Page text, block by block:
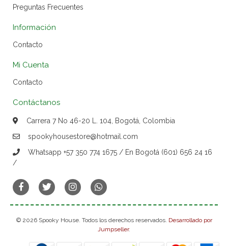
Preguntas Frecuentes
Información
Contacto
Mi Cuenta
Contacto
Contáctanos
Carrera 7 No 46-20 L. 104, Bogotá, Colombia
spookyhousestore@hotmail.com
Whatsapp +57 350 774 1675 / En Bogotá (601) 656 24 16
/
© 2026 Spooky House. Todos los derechos reservados. Desarrollado por
Jumpseller.